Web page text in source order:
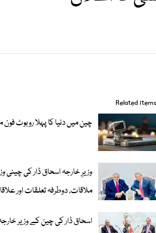
Related items
چین میں دنیا کا پہلا روبوٹ
وزیرِ خارجہ اسحاق ڈار کی چینی
ملاقات، دوطرفہ تعلقات اور
اسحاق ڈار کی چین کے وزیر